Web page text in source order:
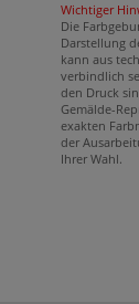
Wichtiger
Die
Darstellung
kann aus
verbindlich
den Druck
Gemälde-
exakten
der
Ihrer Wahl.